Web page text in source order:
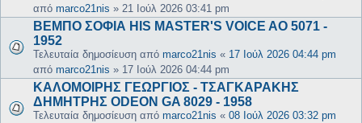
από marco21nis » 21 Ιούλ 2026 03:41 pm
ΒΕΜΠΟ ΣΟΦΙΑ HIS MASTER'S VOICE AO 5071 -
1952
Τελευταία δημοσίευση από marco21nis « 17 Ιούλ 2026 04:44 pm
από marco21nis » 17 Ιούλ 2026 04:44 pm
ΚΑΛΟΜΟΙΡΗΣ ΓΕΩΡΓΙΟΣ - ΤΣΑΓΚΑΡΑΚΗΣ
ΔΗΜΗΤΡΗΣ ODEON GA 8029 - 1958
Τελευταία δημοσίευση από marco21nis « 08 Ιούλ 2026 03:32 pm